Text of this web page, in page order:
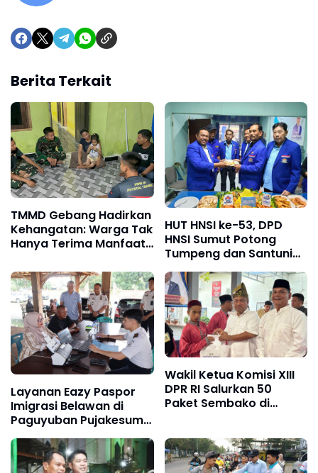
Berita Terkait
TMMD Gebang Hadirkan
Kehangatan: Warga Tak
Hanya Terima Manfaat,
Kekeluargaan
HUT HNSI ke-53, DPD
HNSI Sumut Potong
Tumpeng dan Santuni
Anak Yatim
Layanan Eazy Paspor
Imigrasi Belawan di
Paguyuban Pujakesuma
Layani 44 Permohonan
dalam Sehari
Wakil Ketua Komisi XIII
DPR RI Salurkan 50
Paket Sembako di